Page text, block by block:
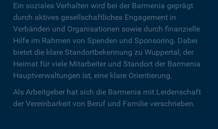
Ein soziales Verhalten wird bei der Barmenia geprägt
durch aktives gesellschaftliches Engagement in
Verbänden und Organisationen sowie durch finanzielle
Hilfe im Rahmen von Spenden und Sponsoring. Dabei
bietet die klare Standortbekennung zu Wuppertal, der
Heimat für viele Mitarbeiter und Standort der Barmenia
Hauptverwaltungen ist, eine klare Orientierung.
Als Arbeitgeber hat sich die Barmenia mit Leidenschaft
der Vereinbarkeit von Beruf und Familie verschrieben.